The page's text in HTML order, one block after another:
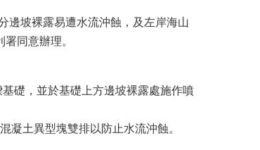
邊坡裸露易遭水流沖蝕，及左岸海山
同意辦理。
礎，並於基礎上方邊坡裸露處施作噴
凝土異型塊雙排以防止水流沖蝕。